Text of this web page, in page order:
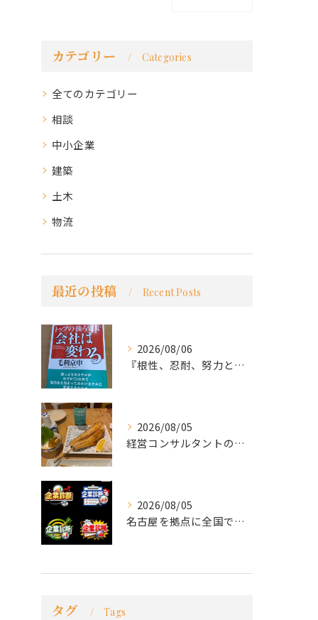
カテゴリー Categories
全てのカテゴリー
相談
中小企業
建築
土木
物流
最近の投稿 Recent Posts
2026/08/06
『根性、忍耐、努力という言葉は死語なのか』
2026/08/05
経営コンサルタントのモーちゃん・毛利京申です。
2026/08/05
名古屋を拠点に全国で活動する 経営コンサルタントの 毛利京申...
タグ Tags